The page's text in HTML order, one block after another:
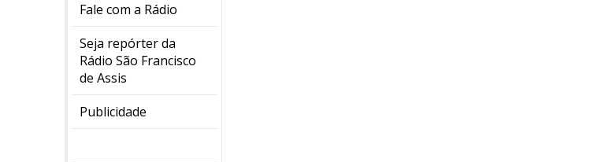
Fale com a Rádio
Seja repórter da
Rádio São Francisco
de Assis
Publicidade